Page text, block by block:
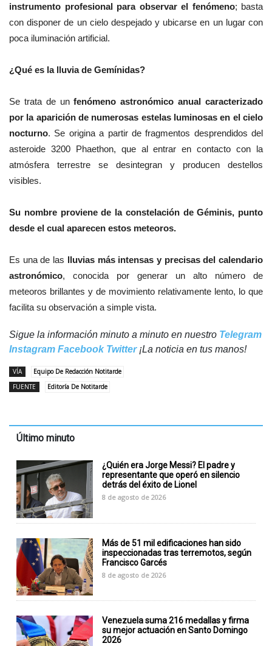
instrumento profesional para observar el fenómeno; basta
con disponer de un cielo despejado y ubicarse en un lugar con
poca iluminación artificial.
¿Qué es la lluvia de Gemínidas?
Se trata de unfenómeno astronómico anual caracterizado
por la aparición de numerosas estelas luminosas en el cielo
nocturno. Se origina a partir de fragmentos desprendidos del
asteroide 3200 Phaethon, que al entrar en contacto con la
atmósfera terrestre se desintegran y producen destellos
visibles.
Su nombre proviene de la constelación de Géminis, punto
desde el cual aparecen estos meteoros.
Es una de las lluvias más intensas y precisas del calendario
astronómico, conocida por generar un alto número de
meteoros brillantes y de movimiento relativamente lento, lo que
facilita su observación a simple vista.
Sigue la información minuto a minuto en nuestro Telegram
Instagram Facebook Twitter¡La noticia en tus manos!
VÍA
Equipo De Redacción Notitarde
FUENTE
Editoría De Notitarde
Último minuto
¿Quién era Jorge Messi? El padre y
representante que operó en silencio
detrás del éxito de Lionel
8 de agosto de 2026
Más de 51 mil edificaciones han sido
inspeccionadas tras terremotos, según
Francisco Garcés
8 de agosto de 2026
Venezuela suma 216 medallas y firma
su mejor actuación en Santo Domingo
2026